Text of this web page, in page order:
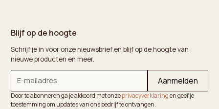
Blijf op de hoogte
Schrijf je in voor onze nieuwsbrief en blijf op de hoogte van
nieuwe producten en meer.
Door te abonneren ga je akkoord met onzeprivacyverklaringen geef je
toestemming om updates van ons bedrijf te ontvangen.